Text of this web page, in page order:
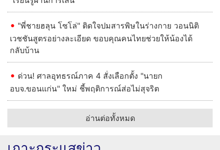
บอร์ดปฐมวัยลุยพลิกโฉม! "ยศชนัน" ดัน 2 นโยบายด่วน
เชื่อม Big Data 13 หลักอุดช่องโหว่เด็กตกหล่น พ่วงกฎ
เหล็กห้ามสอบแข่งขันเด็กเล็ก มุ่งเปลี่ยน "ท่องจำ" เป็น
"เรียนรู้ผ่านการเล่น"
"พี่ชายฮลุน โซโล่" ติดใจปมสารพิษในร่างกาย วอนนิติ
เวชชันสูตรอย่างละเอียด ขอบคุณคนไทยช่วยให้น้องได้
ด่วน! ศาลอุทธรณ์ภาค 4 สั่งเลือกตั้ง "นายก
อบจ.ขอนแก่น" ใหม่ ชี้พฤติการณ์ส่อไม่สุจริต